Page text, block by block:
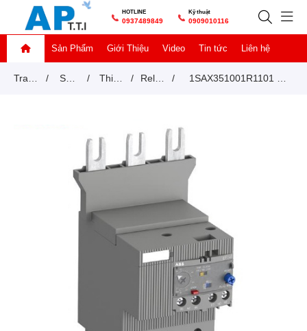
HOTLINE
0937489849
Kỹ thuật
0909010116
Sản Phẩm Giới Thiệu Video Tin tức Liên hệ
Trang / Sản / Thiết / Relay / 1SAX351001R1101 –